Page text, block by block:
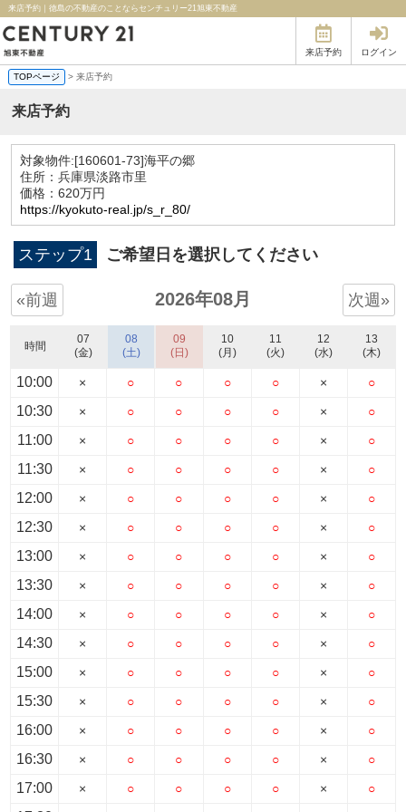
来店予約｜徳島の不動産のことならセンチュリー21旭東不動産
来店予約 ログイン
TOPページ > 来店予約
来店予約
対象物件:[160601-73]海平の郷
住所：兵庫県淡路市里
価格：620万円
https://kyokuto-real.jp/s_r_80/
ステップ1 ご希望日を選択してください
«前週 2026年08月 次週»
時間
10:00
10:30
11:00
11:30
12:00
12:30
13:00
13:30
14:00
14:30
15:00
15:30
16:00
16:30
17:00
07
(金)
×
×
×
×
×
×
×
×
×
×
×
×
×
×
×
08
(土)
○
○
○
○
○
○
○
○
○
○
○
○
○
○
○
09
(日)
○
○
○
○
○
○
○
○
○
○
○
○
○
○
○
10
(月)
○
○
○
○
○
○
○
○
○
○
○
○
○
○
○
11
(火)
○
○
○
○
○
○
○
○
○
○
○
○
○
○
○
12
(水)
×
×
×
×
×
×
×
×
×
×
×
×
×
×
×
13
(木)
○
○
○
○
○
○
○
○
○
○
○
○
○
○
○